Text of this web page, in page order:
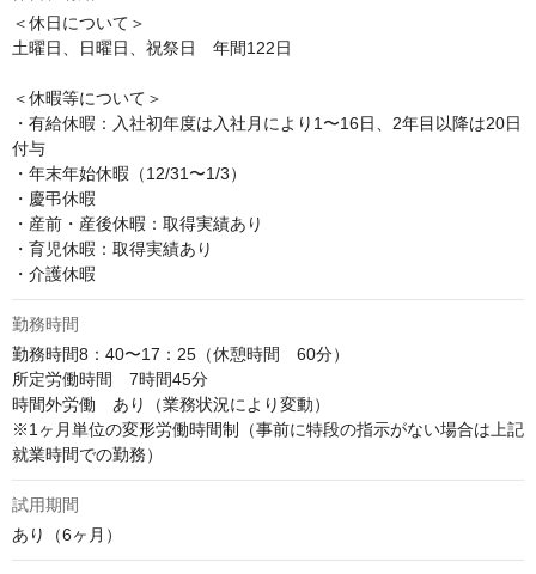
＜休日について＞
土曜日、日曜日、祝祭日　年間122日
＜休暇等について＞
・有給休暇：入社初年度は入社月により1〜16日、2年目以降は20日
付与
・年末年始休暇（12/31〜1/3）
・慶弔休暇
・産前・産後休暇：取得実績あり
・育児休暇：取得実績あり
・介護休暇
勤務時間
勤務時間8：40〜17：25（休憩時間　60分）
所定労働時間　7時間45分
時間外労働　あり（業務状況により変動）
※1ヶ月単位の変形労働時間制（事前に特段の指示がない場合は上記
就業時間での勤務）
試用期間
あり（6ヶ月）